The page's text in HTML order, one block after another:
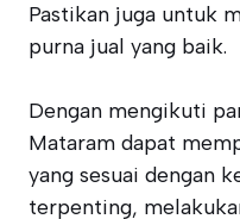
Pastikan juga untuk
purna jual yang baik.
Dengan mengikuti
Mataram dapat
yang sesuai dengan
terpenting,